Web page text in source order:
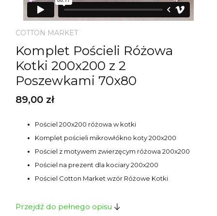
COTTON MARKET
Komplet Pościeli Różowa
Kotki 200x200 z 2
Poszewkami 70x80
Cena
89,00 zł
Pościel 200x200 różowa w kotki
Komplet pościeli mikrowłókno koty 200x200
Pościel z motywem zwierzęcym różowa 200x200
Pościel na prezent dla kociary 200x200
Pościel Cotton Market wzór Różowe Kotki
Przejdź do pełnego opisu